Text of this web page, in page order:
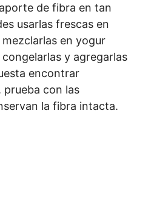
de fibra en tan
usarlas frescas en
en yogur
y agregarlas
encontrar
prueba con las
la fibra intacta.